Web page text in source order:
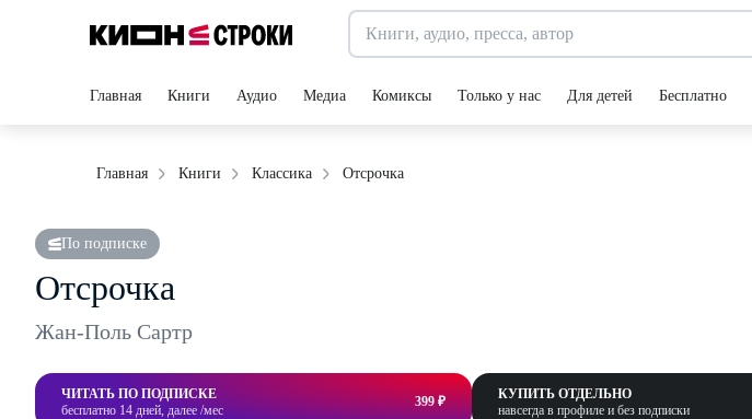
Главная Книги Аудио Медиа Комиксы Только у нас Для детей Бесплатно
Главная Книги Классика Отсрочка
По подписке
Отсрочка
Жан-Поль Сартр
ЧИТАТЬ ПО ПОДПИСКЕ
бесплатно 14 дней, далее /мес
399 ₽
КУПИТЬ ОТДЕЛЬНО
навсегда в профиле и без подписки